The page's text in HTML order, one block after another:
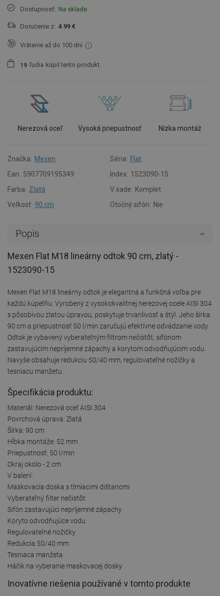
Dostupnosť: Na sklade
Doručenie z: 4.99 €
Vrátenie až do 100 dní
1 9 ľudia kúpil tento produkt.
Nerezová oceľ Vysoká priepustnosť Nízka montáž
Značka: Mexen Séria: Flat
Ean: 5907709195349 Index: 1523090-15
Farba: Zlatá V sade: Komplet
Veľkosť: 90 cm Otočný sifón: Nie
Popis
Mexen Flat M18 lineárny odtok 90 cm, zlatý -
1523090-15
Mexen Flat M18 lineárny odtok je elegantná a funkčná voľba pre
každú kúpeľňu. Vyrobený z vysokokvalitnej nerezovej ocele AISI 304
s pôsobivou zlatou úpravou, poskytuje trvanlivosť a štýl. Jeho šírka
90 cm a priepustnosť 50 l/min zaručujú efektívne odvádzanie vody.
Odtok je vybavený vyberateľným filtrom nečistôt, sifónom
zastavujúcim nepríjemné zápachy a korytom odvodňujúcim vodu.
Navyše obsahuje redukciu 50/40 mm, regulovateľné nožičky a
tesniacu manžetu.
Špecifikácia produktu:
Materiál: Nerezová oceľ AISI 304
Povrchová úprava: Zlatá
Šírka: 90 cm
Hĺbka montáže: 52 mm
Priepustnosť: 50 l/min
Okraj okolo - 2 cm
V balení:
Maskovacia doska s tlmiacimi dištancmi
Vyberateľný filter nečistôt
Sifón zastavujúci nepríjemné zápachy
Koryto odvodňujúce vodu
Regulovateľné nožičky
Redukcia 50/40 mm
Tesniaca manžeta
Háčik na vyberanie maskovacej dosky
Inovatívne riešenia používané v tomto produkte